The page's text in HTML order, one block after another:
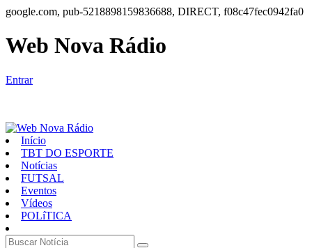
google.com, pub-5218898159836688, DIRECT, f08c47fec0942fa0
Web Nova Rádio
Entrar
Início
TBT DO ESPORTE
Notícias
FUTSAL
Eventos
Vídeos
POLíTICA